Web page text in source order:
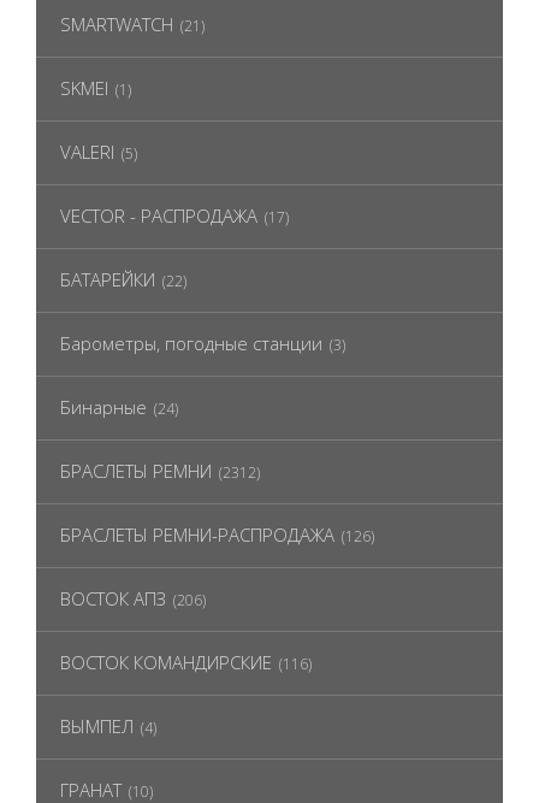
SMARTWATCH (21)
SKMEI (1)
VALERI (5)
VECTOR - РАСПРОДАЖА (17)
БАТАРЕЙКИ (22)
Барометры, погодные станции (3)
Бинарные (24)
БРАСЛЕТЫ РЕМНИ (2312)
БРАСЛЕТЫ РЕМНИ-РАСПРОДАЖА (126)
ВОСТОК АПЗ (206)
ВОСТОК КОМАНДИРСКИЕ (116)
ВЫМПЕЛ (4)
ГРАНАТ (10)